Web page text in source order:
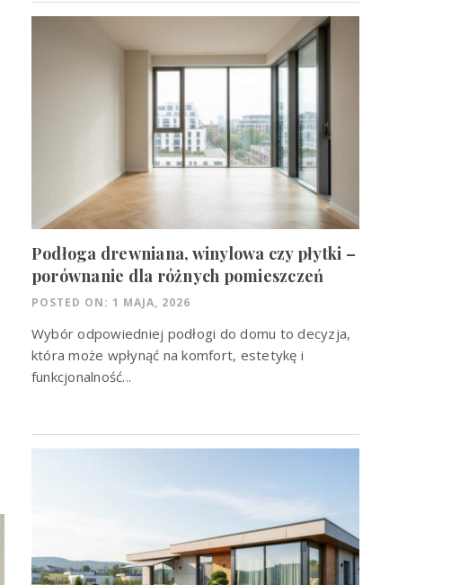
Podłoga drewniana, winylowa czy płytki –
porównanie dla różnych pomieszczeń
POSTED ON: 1 MAJA, 2026
Wybór odpowiedniej podłogi do domu to decyzja,
która może wpłynąć na komfort, estetykę i
funkcjonalność...